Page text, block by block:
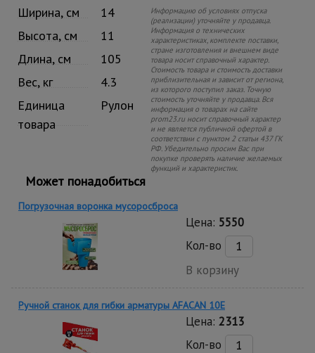
Ширина, см
14
Высота, см
11
Длина, см
105
Вес, кг
4.3
Единица
товара
Рулон
Информацию об условиях отпуска
(реализации) уточняйте у продавца.
Информация о технических
характеристиках, комплекте поставки,
стране изготовления и внешнем виде
товара носит справочный характер.
Стоимость товара и стоимость доставки
приблизительная и зависит от региона,
из которого поступил заказ. Точную
стоимость уточняйте у продавца. Вся
информация о товарах на сайте
prom23.ru носит справочный характер
и не является публичной офертой в
соответствии с пунктом 2 статьи 437 ГК
РФ. Убедительно просим Вас при
покупке проверять наличие желаемых
функций и характеристик.
Может понадобиться
Погрузочная воронка мусоросброса
Цена: 5550
Кол-во
В корзину
Ручной станок для гибки арматуры AFACAN 10E
Цена: 2313
Кол-во